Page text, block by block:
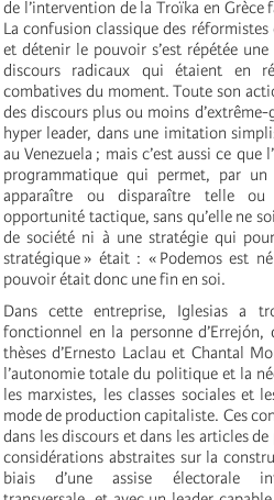
de l’intervention de la Troïka en Grèce
La confusion classique des
et détenir le pouvoir s’est répétée
discours radicaux qui étaient en
combatives du moment. Toute son
des discours plus ou moins
hyper leader, dans une imitation
au Venezuela ; mais c’est aussi ce
programmatique qui permet, par
apparaître ou disparaître telle
opportunité tactique, sans qu’elle ne
de société ni à une stratégie qui
stratégique » était : « Podemos est
pouvoir était donc une fin en soi.
Dans cette entreprise, Iglesias a
fonctionnel en la personne d’Errejón,
thèses d’Ernesto Laclau et Chantal
l’autonomie totale du politique et la
les marxistes, les classes sociales et
mode de production capitaliste. Ces
dans les discours et dans les articles
considérations abstraites sur la
biais d’une assise électorale